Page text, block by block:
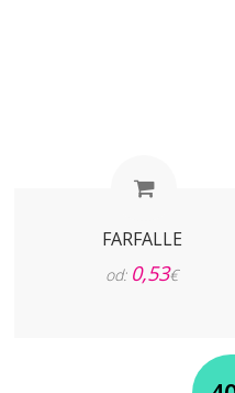
FARFALLE
od: 0,53€